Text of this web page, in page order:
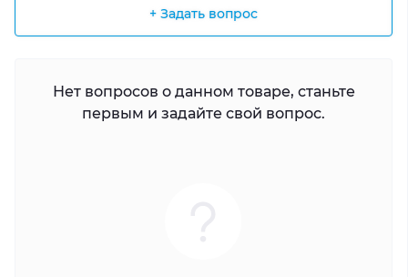
+ Задать вопрос
Нет вопросов о данном товаре, станьте
первым и задайте свой вопрос.